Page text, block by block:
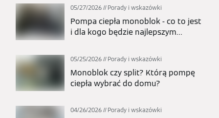
05/27/2026 Porady i wskazówki
Pompa ciepła monoblok - co to jest
i dla kogo będzie najlepszym
05/25/2026 Porady i wskazówki
Monoblok czy split? Którą pompę
ciepła wybrać do domu?
04/26/2026 Porady i wskazówki